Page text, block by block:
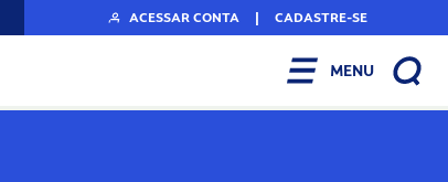
ACESSAR CONTA | CADASTRE-SE
MENU